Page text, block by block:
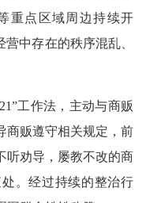
重点区域周边持续开
中存在的秩序混乱、
工作法，主动与商贩
商贩遵守相关规定，前
听劝导，屡教不改的商
。经过持续的整治行